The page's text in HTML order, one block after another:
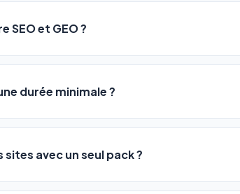
SEO et GEO ?
positionne sur les moteurs classiques :
plus loin : il fait en sorte que les IA
référence dans leurs réponses. Notre
durée minimale ?
résiliables à tout moment, directement
(09 73 89 23 94) ou via le support en
avec un seul pack ?
sites différent :